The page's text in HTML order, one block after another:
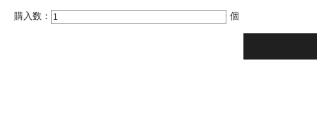
購入数： 個